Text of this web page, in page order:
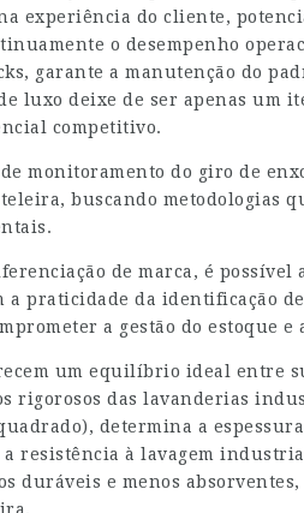
experiência do cliente,
o desempenho
garante a manutenção do
luxo deixe de ser apenas um
competitivo.
monitoramento do giro de
buscando metodologias
de marca, é
a praticidade da identificação
a gestão do estoque
um equilíbrio ideal entre
rigorosos das lavanderias
determina a
resistência à lavagem
duráveis e menos